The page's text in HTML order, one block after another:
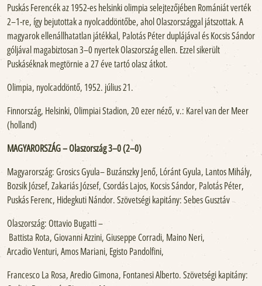
Puskás Ferencék az 1952-es helsinki olimpia selejtezőjében Romániát verték
2–1-re, így bejutottak a nyolcaddöntőbe, ahol Olaszországgal játszottak. A
magyarok ellenállhatatlan játékkal, Palotás Péter duplájával és Kocsis Sándor
góljával magabiztosan 3–0 nyertek Olaszország ellen. Ezzel sikerült
Puskáséknak megtörnie a 27 éve tartó olasz átkot.
Olimpia, nyolcaddöntő, 1952. július 21.
Finnország, Helsinki, Olimpiai Stadion, 20 ezer néző, v.: Karel van der Meer
(holland)
MAGYARORSZÁG – Olaszország 3–0 (2–0)
Magyarország: Grosics Gyula– Buzánszky Jenő, Lóránt Gyula, Lantos Mihály,
Bozsik József, Zakariás József, Csordás Lajos, Kocsis Sándor, Palotás Péter,
Puskás Ferenc, Hidegkuti Nándor. Szövetségi kapitány: Sebes Gusztáv
Olaszország: Ottavio Bugatti –
Battista Rota, Giovanni Azzini, Giuseppe Corradi, Maino Neri,
Arcadio Venturi, Amos Mariani, Egisto Pandolfini,
Francesco La Rosa, Aredio Gimona, Fontanesi Alberto. Szövetségi kapitány: